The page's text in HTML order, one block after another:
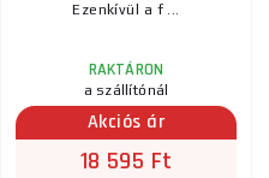
Ezenkívül a f ...
RAKTÁRON
a szállítónál
Akciós ár
18 595 Ft